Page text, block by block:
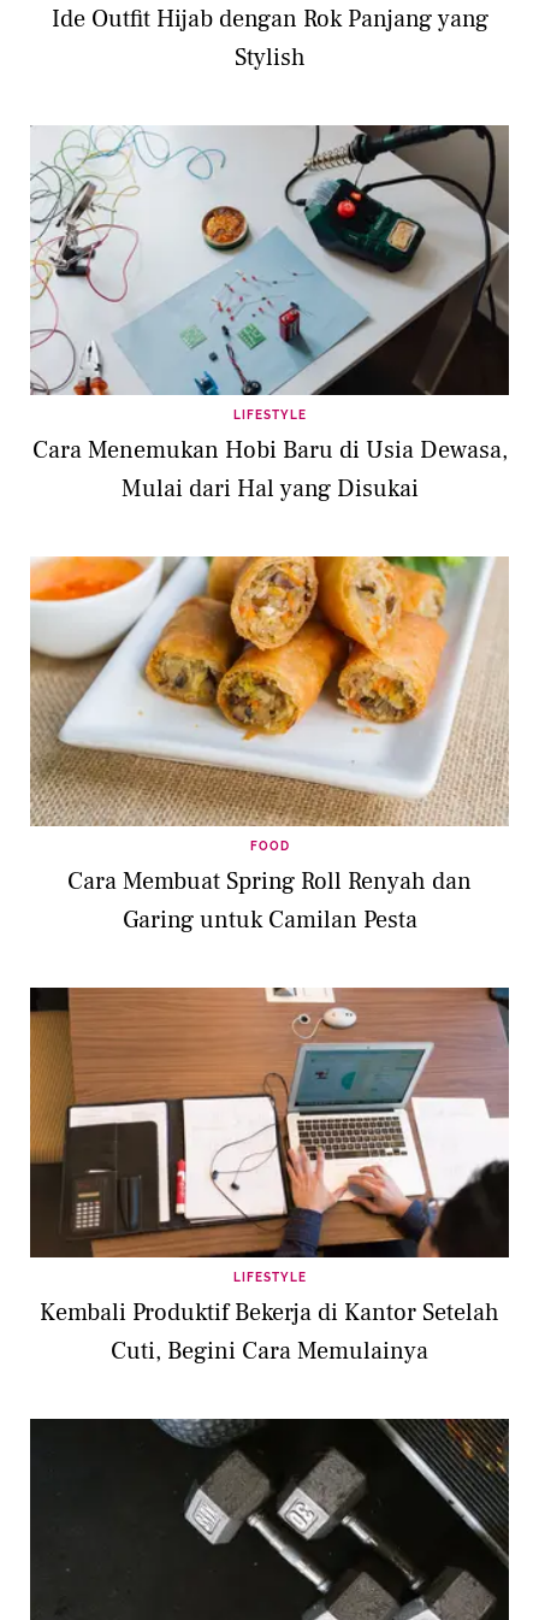
Ide Outfit Hijab dengan Rok Panjang yang
Stylish
LIFESTYLE
Cara Menemukan Hobi Baru di Usia Dewasa,
Mulai dari Hal yang Disukai
FOOD
Cara Membuat Spring Roll Renyah dan
Garing untuk Camilan Pesta
LIFESTYLE
Kembali Produktif Bekerja di Kantor Setelah
Cuti, Begini Cara Memulainya